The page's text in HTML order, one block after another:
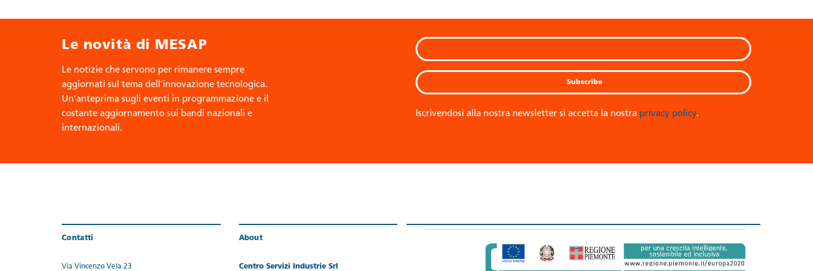
Le novità di MESAP
Le notizie che servono per rimanere sempre
aggiornati sul tema dell’innovazione tecnologica.
Un’anteprima sugli eventi in programmazione e il
costante aggiornamento sui bandi nazionali e
internazionali.
Iscrivendosi alla nostra newsletter si accetta la nostra privacy policy.
Contatti
Via Vincenzo Vela 23
About
Centro Servizi Industrie Srl